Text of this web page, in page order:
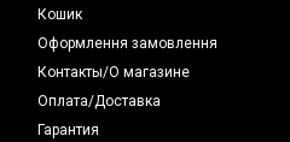
Кошик
Оформлення замовлення
Контакты/О магазине
Оплата/Доставка
Гарантия